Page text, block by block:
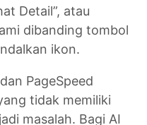
Detail”, atau
dibanding tombol
ikon.
PageSpeed
tidak memiliki
masalah. Bagi AI